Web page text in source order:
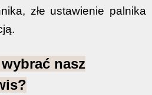
złe ustawienie palnika
nasz